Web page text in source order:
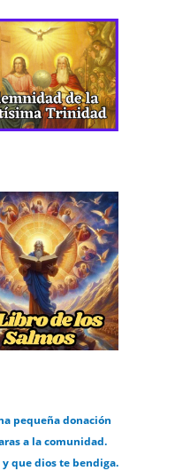
pequeña donación
a la comunidad.
y que dios te bendiga.